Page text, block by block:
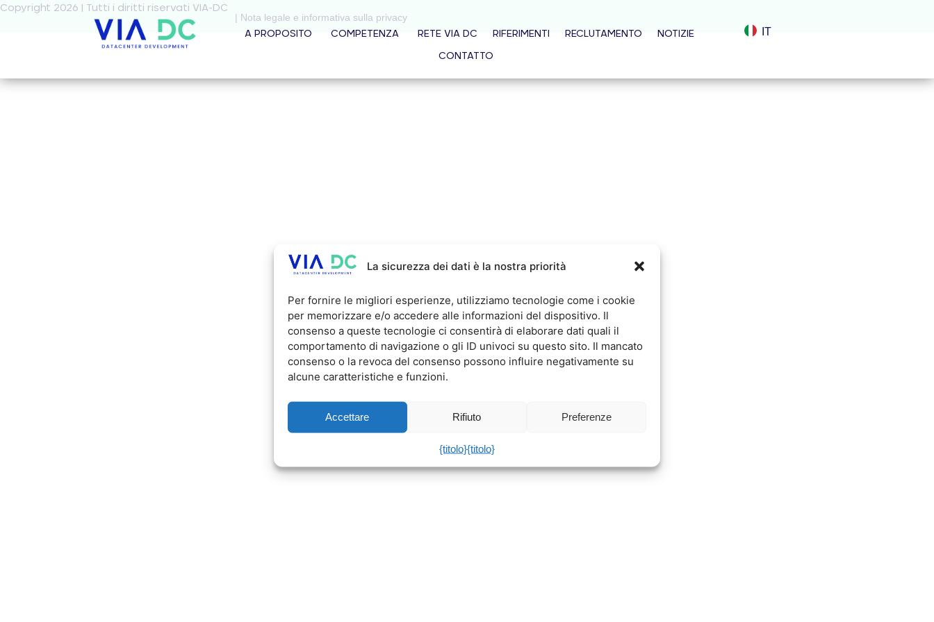
La sicurezza dei dati è la nostra priorità
Per fornire le migliori esperienze, utilizziamo tecnologie come i cookie
per memorizzare e/o accedere alle informazioni del dispositivo. Il
consenso a queste tecnologie ci consentirà di elaborare dati quali il
comportamento di navigazione o gli ID univoci su questo sito. Il mancato
consenso o la revoca del consenso possono influire negativamente su
alcune caratteristiche e funzioni.
Accettare Rifiuto Preferenze
{titolo}{titolo}
A PROPOSITO COMPETENZA RETE VIA DC RIFERIMENTI RECLUTAMENTO NOTIZIE
CONTATTO
IT
Copyright 2026 | Tutti i diritti riservati VIA-DC
| Nota legale e informativa sulla privacy